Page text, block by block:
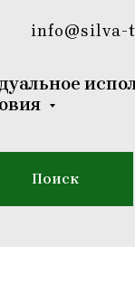
info@silva-
Поиск